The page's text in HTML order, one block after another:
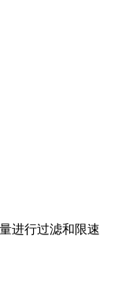
进行过滤和限速